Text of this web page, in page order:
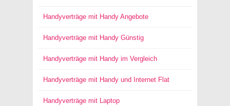
Handyverträge mit Handy Angebote
Handyverträge mit Handy Günstig
Handyverträge mit Handy im Vergleich
Handyverträge mit Handy und Internet Flat
Handyverträge mit Laptop